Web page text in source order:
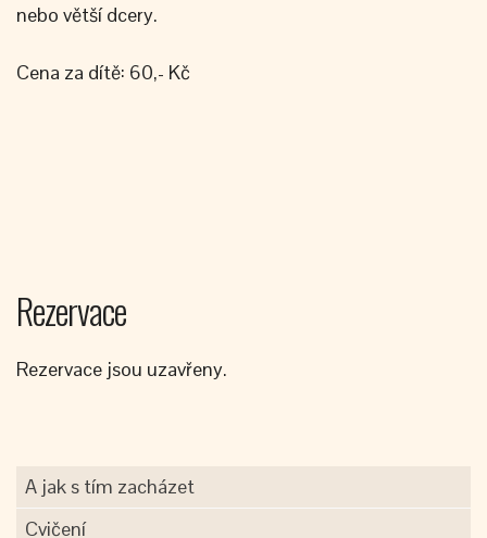
nebo větší dcery.
Cena za dítě: 60,- Kč
Rezervace
Rezervace jsou uzavřeny.
A jak s tím zacházet
Cvičení